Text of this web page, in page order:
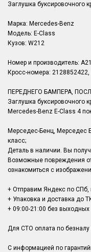
Заглушка буксировочного
Марка: Mercedes-Benz
Модель: E-Class
Кузов: W212
Номер и производитель:
Кросс-номера:
ПЕРЕДНЕГО БАМПЕРА,
Заглушка буксировочного
Mercedes-Benz E-Class 4
Мерседес-Бенц, Мерседес
класс;
Деталь в наличии. Вы
Возможные повреждения
ознакомиться с
+ Отправим Яндекс по СПб,
+ Упаковка и доставка до
+ 09:00-21:00 без выходных
Для СТО оплата по
С информацией по